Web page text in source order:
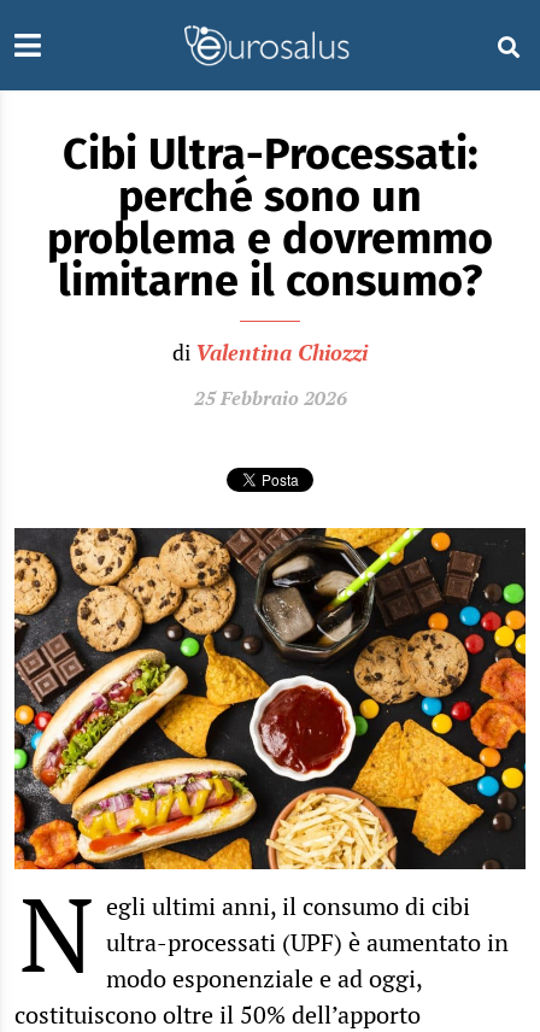
Cibi Ultra-Processati:
perché sono un
problema e dovremmo
limitarne il consumo?
di Valentina Chiozzi
25 Febbraio 2026
N egli ultimi anni, il consumo di cibi
ultra-processati (UPF) è aumentato in
modo esponenziale e ad oggi,
costituiscono oltre il 50% dell’apporto